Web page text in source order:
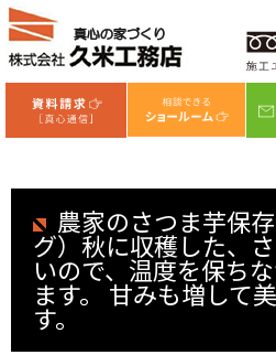
農家のさつま芋保
グ）秋に収穫した、
いので、温度を保ち
ます。 甘みも増して
す。